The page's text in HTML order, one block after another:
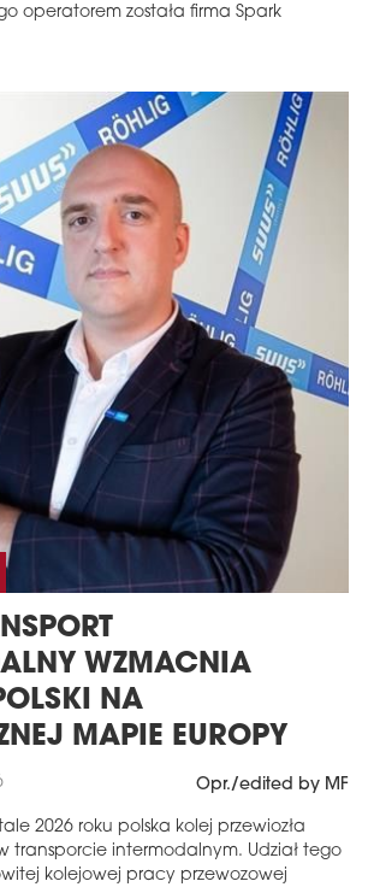
operatorem została firma Spark
WZMACNIA
NA
MAPIE EUROPY
Opr./edited by MF
2026 roku polska kolej przewiozła
w transporcie intermodalnym. Udział tego
kolejowej pracy przewozowej